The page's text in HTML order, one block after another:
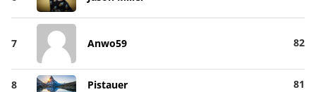
7 Anwo59 82
8 Pistauer 81